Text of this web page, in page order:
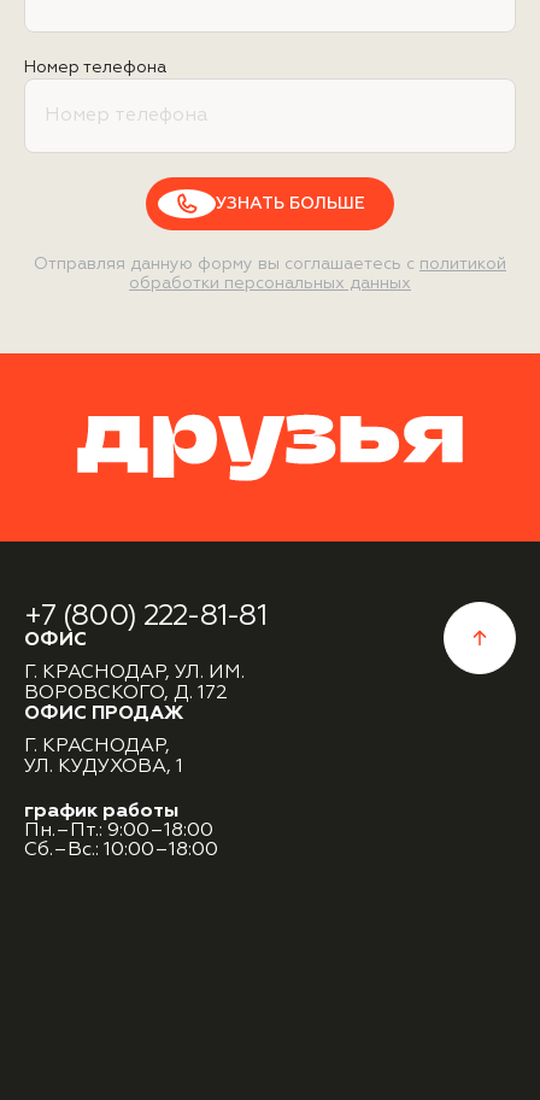
Номер телефона
УЗНАТЬ БОЛЬШЕ
Отправляя данную форму вы соглашаетесь с политикой
обработки персональных данных
+7 (800) 222-81-81
ОФИС
Г. КРАСНОДАР, УЛ. ИМ.
ВОРОВСКОГО, Д. 172
ОФИС ПРОДАЖ
Г. КРАСНОДАР,
УЛ. КУДУХОВА, 1
график работы
Пн.–Пт.: 9:00–18:00
Сб.–Вс.: 10:00–18:00